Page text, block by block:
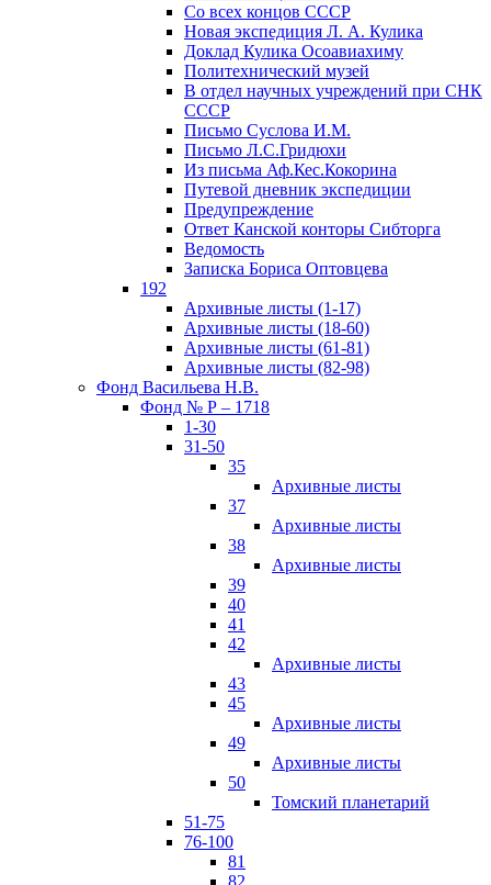
Со всех концов СССР
Новая экспедиция Л. А. Кулика
Доклад Кулика Осоавиахиму
Политехнический музей
В отдел научных учреждений при СНК
СССР
Письмо Суслова И.М.
Письмо Л.С.Гридюхи
Из письма Аф.Кес.Кокорина
Путевой дневник экспедиции
Предупреждение
Ответ Канской конторы Сибторга
Ведомость
Записка Бориса Оптовцева
192
Архивные листы (1-17)
Архивные листы (18-60)
Архивные листы (61-81)
Архивные листы (82-98)
Фонд Васильева Н.В.
Фонд № Р – 1718
1-30
31-50
35
Архивные листы
37
Архивные листы
38
Архивные листы
39
40
41
42
Архивные листы
43
45
Архивные листы
49
Архивные листы
50
Томский планетарий
51-75
76-100
81
82